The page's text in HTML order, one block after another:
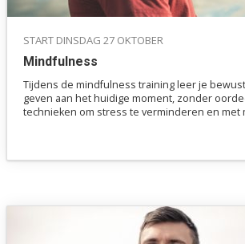
Mindfulness
START DINSDAG 27 OKTOBER
Tijdens de mindfulness training leer je
geven aan het huidige moment, zonder
technieken om stress te verminderen en met